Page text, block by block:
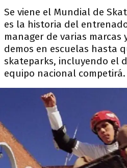
Se viene el Mundial de
es la historia del
manager de varias marcas
demos en escuelas hasta
skateparks, incluyendo el
equipo nacional competirá.